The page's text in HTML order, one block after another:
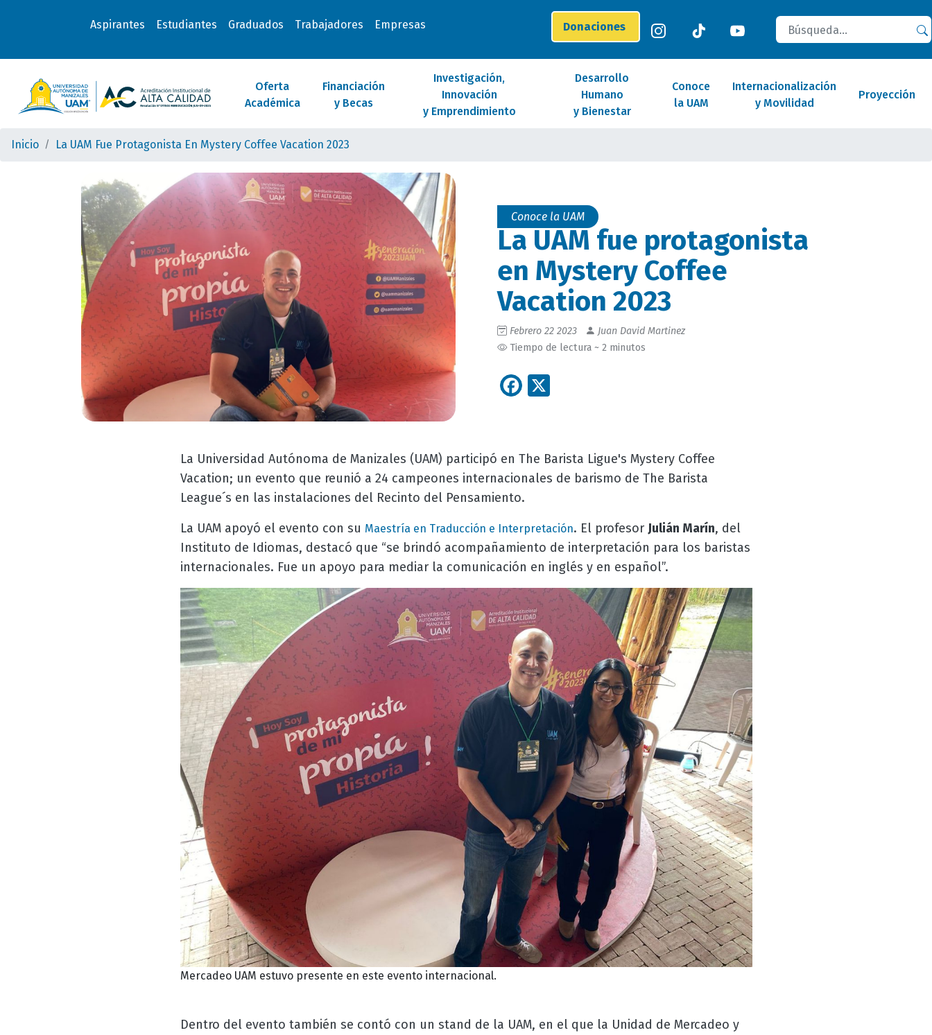
Aspirantes Estudiantes Graduados Trabajadores Empresas Donaciones
Buscar
Oferta
Académica
Financiación
y Becas
Investigación,
Innovación
y Emprendimiento
Desarrollo
Humano
y Bienestar
Conoce
la UAM
Internacionalización
y Movilidad
Proyección
Inicio La UAM Fue Protagonista En Mystery Coffee Vacation 2023
Conoce la UAM
La UAM fue protagonista
en Mystery Coffee
Vacation 2023
Febrero 22 2023
Juan David Martinez
Tiempo de lectura ~ 2 minutos
Facebook
La Universidad Autónoma de Manizales (UAM) participó en The Barista Ligue's Mystery Coffee
Vacation; un evento que reunió a 24 campeones internacionales de barismo de The Barista
League´s en las instalaciones del Recinto del Pensamiento.
La UAM apoyó el evento con su Maestría en Traducción e Interpretación. El profesor Julián Marín, del
Instituto de Idiomas, destacó que “se brindó acompañamiento de interpretación para los baristas
internacionales. Fue un apoyo para mediar la comunicación en inglés y en español”.
Mercadeo UAM estuvo presente en este evento internacional.
Dentro del evento también se contó con un stand de la UAM, en el que la Unidad de Mercadeo y